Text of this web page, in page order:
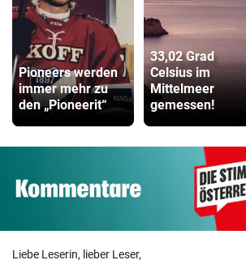
Pioneers werden
immer mehr zu
den „Pioneerit“
33,02 Grad
Celsius im
Mittelmeer
gemessen!
Liebe Leserin, lieber Leser,